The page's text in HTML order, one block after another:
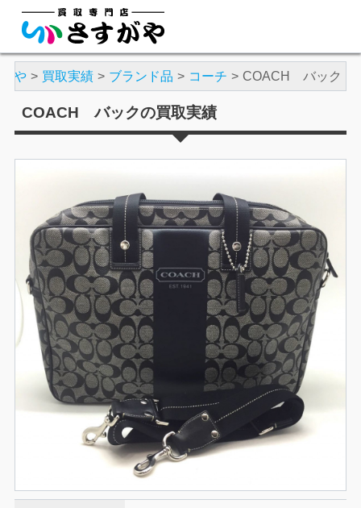
や 買取実績 ブランド品 コーチ COACH バック
COACH バックの買取実績